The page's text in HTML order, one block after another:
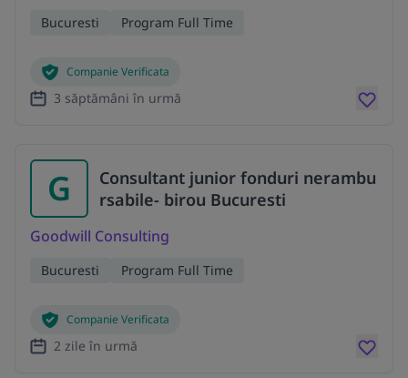
Bucuresti Program Full Time
Companie Verificata
3 săptămâni în urmă
G
Consultant junior fonduri nerambu
rsabile- birou Bucuresti
Goodwill Consulting
Bucuresti Program Full Time
Companie Verificata
2 zile în urmă